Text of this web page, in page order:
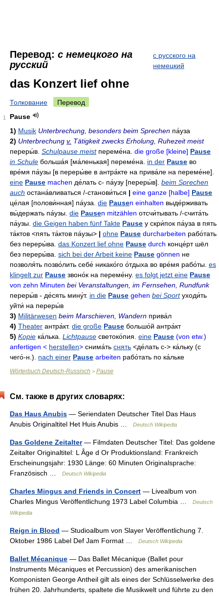
Перевод: с немецкого на
русский
с русского на
немецкий
das Konzert lief ohne
Толкование Перевод
1
Pause
1) Musik Unterbrechung, besonders beim Sprechen па́уза
2) Unterbrechung v. Tätigkeit zwecks Erholung, Ruhezeit meist
переры́в Schulpause meist переме́на die große [kleine] Pause
in Schule больша́я [ма́ленькая] переме́на in der Pause во
вре́мя па́узы [в переры́ве в антра́кте на прива́ле на переме́не].
eine Pause machen де́лать с- па́узу [переры́в]. beim Sprechen
auch остана́вливаться /-станови́ться | eine ganze [halbe] Pause
це́лая [полови́нная] па́уза die Pausen einhalten выде́рживать
вы́держать па́узы die Pausen mitzählen отсчи́тывать /-счита́ть
па́узы die Geigen haben fünf Takte Pause у скри́пок па́уза в пять
та́ктов <пять та́ктов па́узы> | ohne Pause durcharbeiten рабо́тать
без переры́ва das Konzert lief ohne Pause durch конце́рт шёл
без переры́ва sich bei der Arbeit keine Pause gönnen не
позволя́ть позво́лить себе́ никако́го о́тдыха во вре́мя рабо́ты es
klingelt zur Pause звоно́к на переме́ну. es folgt jetzt eine Pause
von zehn Minuten bei Veranstaltungen, im Fernsehen, Rundfunk
переры́в - де́сять мину́т. in die Pause gehen bei Sport уходи́ть
уйти́ на переры́в
3) Militärwesen beim Marschieren, Wandern прива́л
4) Theater антра́кт. die große Pause большо́й антра́кт
5) Kopie ка́лька Lichtpause светоко́пия eine Pause (von etw.)
anfertigen < herstellen> снима́ть снять <де́лать с-> ка́льку (с
чего́-н.). nach einer Pause arbeiten рабо́тать по ка́льке
Wörterbuch Deutsch-Russisch > Pause
См. также в других словарях:
Das Haus Anubis — Seriendaten Deutscher Titel Das Haus
Anubis Originaltitel Het Huis Anubis …
Deutsch Wikipedia
Das Goldene Zeitalter— Filmdaten Deutscher Titel: Das goldene
Zeitalter Originaltitel: L Âge d Or Produktionsland: Frankreich
Erscheinungsjahr: 1930 Länge: 60 Minuten Originalsprache:
Französisch …
Deutsch Wikipedia
Charles Mingus and Friends in Concert — Livealbum von
Charles Mingus Veröffentlichung 1973 Label Columbia …
Deutsch
Wikipedia
Reign in Blood — Studioalbum von Slayer Veröffentlichung 7.
Oktober 1986 Label Def Jam Format …
Deutsch Wikipedia
Ballet Mécanique — Das Ballet Mécanique (Ballet pour
Instruments Mécaniques et Percussion) des amerikanischen
Komponisten George Antheil gilt als eines der Schlüsselwerke des
frühen 20. Jahrhunderts, spaltete die Musikwelt und führte zu den